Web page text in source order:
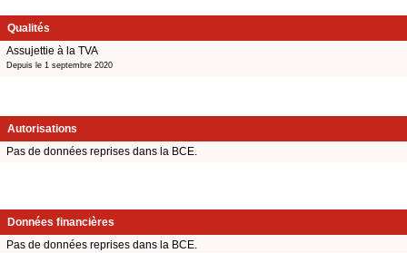
Qualités
Assujettie à la TVA
Depuis le 1 septembre 2020
Autorisations
Pas de données reprises dans la BCE.
Données financières
Pas de données reprises dans la BCE.